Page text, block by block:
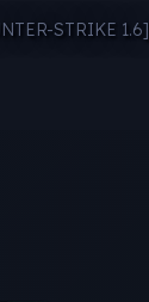
STRIKE 1.6]